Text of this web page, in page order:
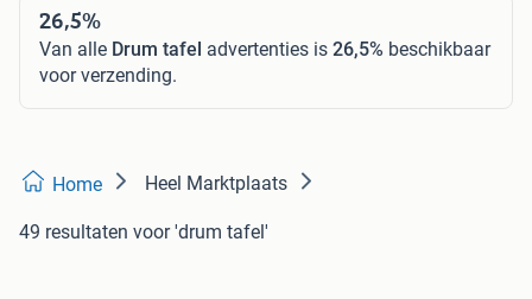
26,5%
Van alle Drum tafel advertenties is 26,5% beschikbaar
voor verzending.
Home Heel Marktplaats
49 resultaten voor 'drum tafel'